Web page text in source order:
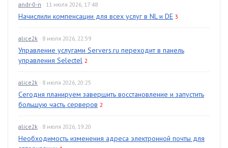
andr-0-n · 11 июля 2026, 17:48
Начислили компенсации для всех услуг в NL и DE 3
alice2k · 8 июля 2026, 22:59
Управление услугами Servers.ru переходит в панель
управления Selectel 2
alice2k · 8 июля 2026, 20:25
Сегодня планируем завершить восстановление и запустить
большую часть серверов 2
alice2k · 8 июля 2026, 19:20
Необходимость изменения адреса электронной почты для